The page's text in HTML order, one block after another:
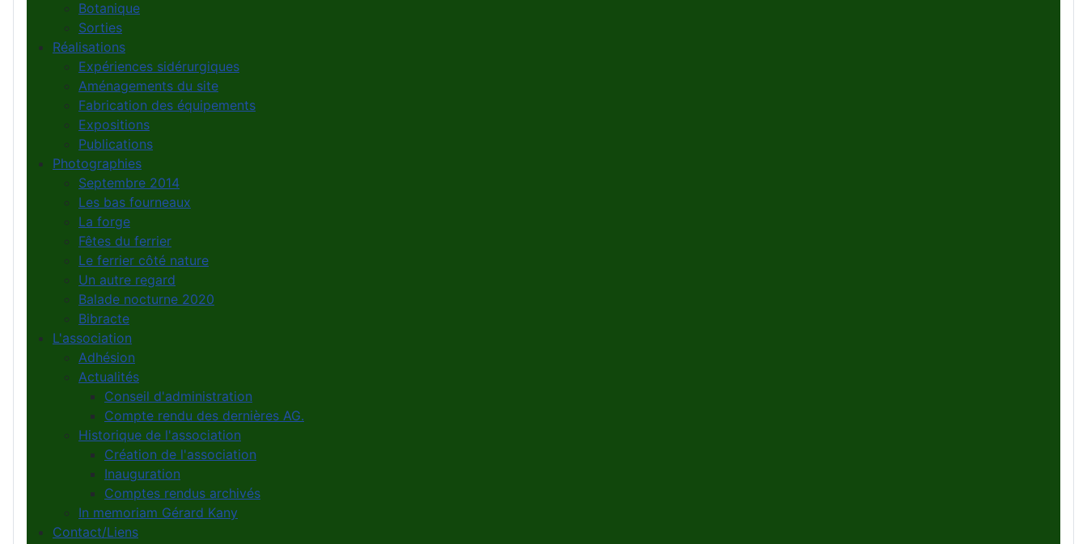
Botanique
Sorties
Réalisations
Expériences sidérurgiques
Aménagements du site
Fabrication des équipements
Expositions
Publications
Photographies
Septembre 2014
Les bas fourneaux
La forge
Fêtes du ferrier
Le ferrier côté nature
Un autre regard
Balade nocturne 2020
Bibracte
L'association
Adhésion
Actualités
Conseil d'administration
Compte rendu des dernières AG.
Historique de l'association
Création de l'association
Inauguration
Comptes rendus archivés
In memoriam Gérard Kany
Contact/Liens